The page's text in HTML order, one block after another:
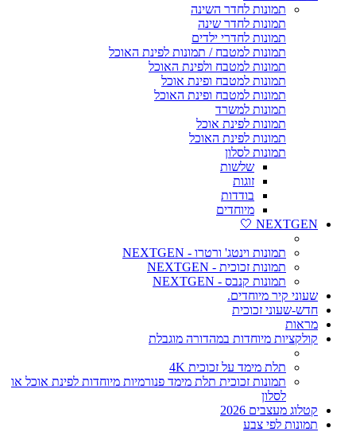
תמונות לחדר השינה
תמונות לחדר שינה
תמונות לחדרי ילדים
תמונות למטבח / תמונות לפינת האוכל
תמונות למטבח ולפינת האוכל
תמונות למטבח ופינת אוכל
תמונות למטבח ופינת האוכל
תמונות למשרד
תמונות לפינת אוכל
תמונות לפינת האוכל
תמונות לסלון
שלשות
זוגות
בודדות
מיוחדים
NEXTGEN 🤍
תמונות וינטג' ורטרו - NEXTGEN
תמונות זכוכית - NEXTGEN
תמונות קנבס - NEXTGEN
שעוני קיר מיוחדים.
חדש-שעוני זכוכית
מראות
קולקציות מיוחדות במהדורה מוגבלת
תלת מימד על זכוכית 4K
תמונות זכוכית תלת מימד פנורמיות מיוחדות לפינת אוכל או
לסלון
קטלוג מעצבים 2026
תמונות לפי צבע